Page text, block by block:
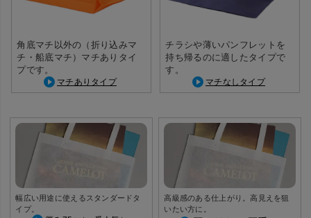
角底マチ以外の（折り込みマ
チ・船底マチ）マチありタイ
プです。
マチありタイプ
チラシや薄いパンフレットを
持ち帰るのに適したタイプで
す。
マチなしタイプ
幅広い用途に使えるスタンダードタ
イプ。
高級感のある仕上がり。高見えを狙
いたい方に。